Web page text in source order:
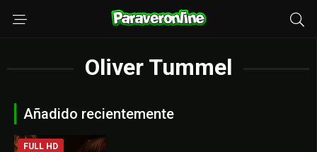
Oliver Tummel
Añadido recientemente
FULL HD